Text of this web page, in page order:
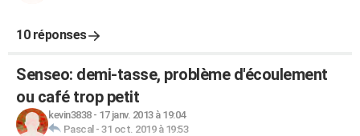
10 réponses
Senseo: demi-tasse, problème d'écoulement
ou café trop petit
kevin3838- 17 janv. 2013 à 19:04
Pascal - 31 oct. 2019 à 19:53